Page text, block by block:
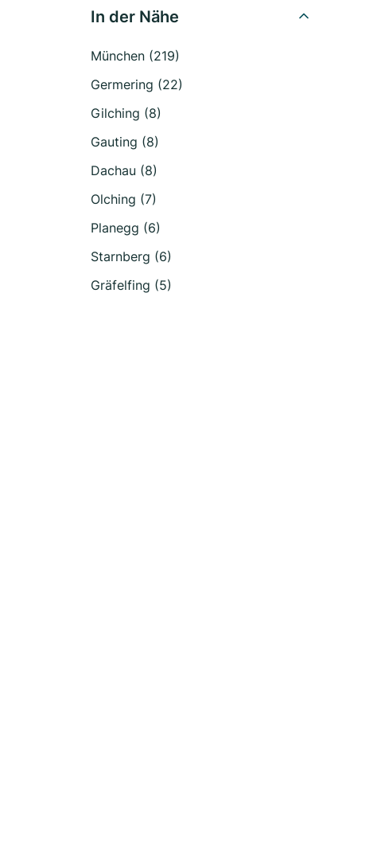
In der Nähe
München (219)
Germering (22)
Gilching (8)
Gauting (8)
Dachau (8)
Olching (7)
Planegg (6)
Starnberg (6)
Gräfelfing (5)